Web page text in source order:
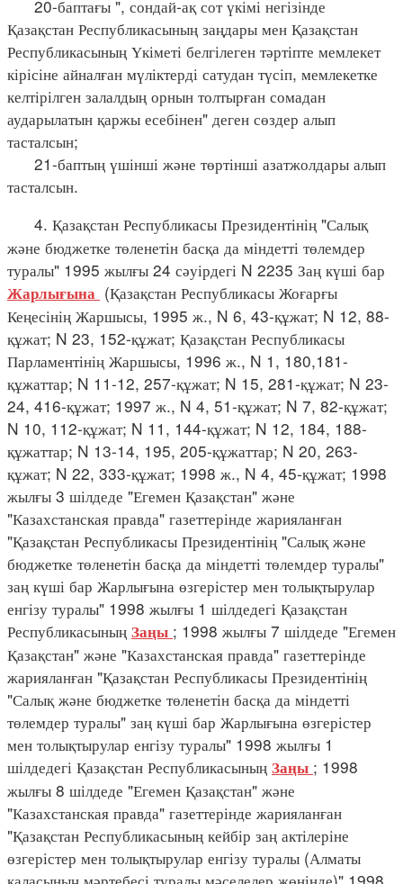
20-баптағы ", сондай-ақ сот үкімі негізінде
Қазақстан Республикасының заңдары мен Қазақстан
Республикасының Үкіметі белгілеген тәртіпте мемлекет
кірісіне айналған мүліктерді сатудан түсіп, мемлекетке
келтірілген залалдың орнын толтырған сомадан
аударылатын қаржы есебінен" деген сөздер алып
тасталсын;
21-баптың үшінші және төртінші азатжолдары алып
тасталсын.
4. Қазақстан Республикасы Президентінің "Салық
және бюджетке төленетін басқа да міндетті төлемдер
туралы" 1995 жылғы 24 сәуірдегі N 2235 Заң күші бар
Жарлығына (Қазақстан Республикасы Жоғарғы
Кеңесінің Жаршысы, 1995 ж., N 6, 43-құжат; N 12, 88-
құжат; N 23, 152-құжат; Қазақстан Республикасы
Парламентінің Жаршысы, 1996 ж., N 1, 180,181-
құжаттар; N 11-12, 257-құжат; N 15, 281-құжат; N 23-
24, 416-құжат; 1997 ж., N 4, 51-құжат; N 7, 82-құжат;
N 10, 112-құжат; N 11, 144-құжат; N 12, 184, 188-
құжаттар; N 13-14, 195, 205-құжаттар; N 20, 263-
құжат; N 22, 333-құжат; 1998 ж., N 4, 45-құжат; 1998
жылғы 3 шілдеде "Егемен Қазақстан" және
"Казахстанская правда" газеттерінде жарияланған
"Қазақстан Республикасы Президентінің "Салық және
бюджетке төленетін басқа да міндетті төлемдер туралы"
заң күші бар Жарлығына өзгерістер мен толықтырулар
енгізу туралы" 1998 жылғы 1 шілдедегі Қазақстан
Республикасының Заңы ; 1998 жылғы 7 шілдеде "Егемен
Қазақстан" және "Казахстанская правда" газеттерінде
жарияланған "Қазақстан Республикасы Президентінің
"Салық және бюджетке төленетін басқа да міндетті
төлемдер туралы" заң күші бар Жарлығына өзгерістер
мен толықтырулар енгізу туралы" 1998 жылғы 1
шілдедегі Қазақстан Республикасының Заңы ; 1998
жылғы 8 шілдеде "Егемен Қазақстан" және
"Казахстанская правда" газеттерінде жарияланған
"Қазақстан Республикасының кейбір заң актілеріне
өзгерістер мен толықтырулар енгізу туралы (Алматы